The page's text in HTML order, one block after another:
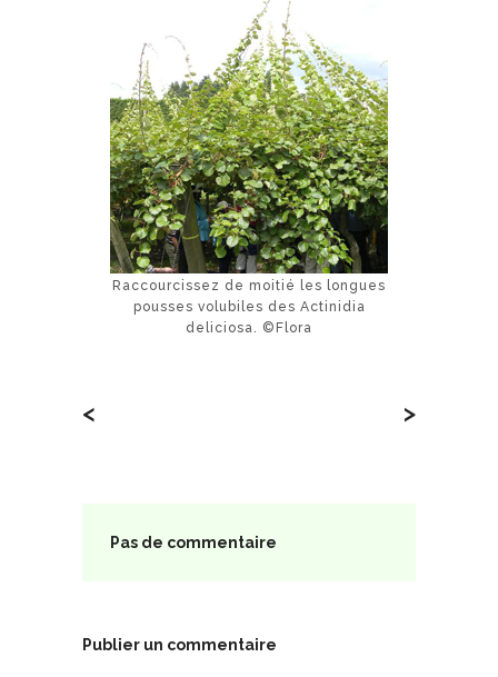
Raccourcissez de moitié les longues
pousses volubiles des Actinidia
deliciosa. ©Flora
< >
Pas de commentaire
Publier un commentaire